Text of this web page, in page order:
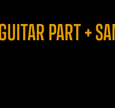
PART +